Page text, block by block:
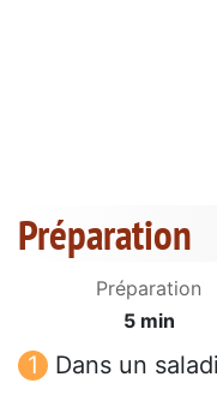
Préparation
Préparation
5 min
Dans un